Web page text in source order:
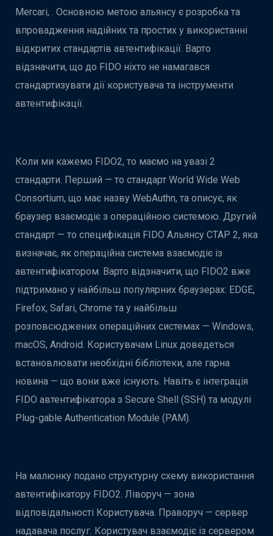
Mercari, . Основною метою альянсу є розробка та
впровадження надійних та простих у використанні
відкритих стандартів автентифікації. Варто
відзначити, що до FIDO ніхто не намагався
стандартизувати дії користувача та інструменти
автентифікації.
Коли ми кажемо FIDO2, то маємо на увазі 2
стандарти. Перший — то стандарт World Wide Web
Consortium, що має назву WebAuthn, та описує, як
браузер взаємодіє з операційною системою. Другий
стандарт — то специфікація FIDO Альянсу CTAP 2, яка
визначає, як операційна система взаємодіє із
автентифікатором. Варто відзначити, що FIDO2 вже
підтримано у найбільш популярних браузерах: EDGE,
Firefox, Safari, Chrome та у найбільш
розповсюджених операційних системах — Windows,
macOS, Android. Користувачам Linux доведеться
встановлювати необхідні бібліотеки, але гарна
новина — що вони вже існують. Навіть є інтеграція
FIDO автентифікатора з Secure Shell (SSH) та модулі
Plug-gable Authentication Module (PAM).
На малюнку подано структурну схему використання
автентифікатору FIDO2. Ліворуч — зона
відповідальності Користувача. Праворуч — сервер
надавача послуг. Користувач взаємодіє із сервером